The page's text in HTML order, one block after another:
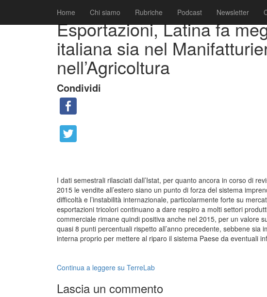
Home Chi siamo Rubriche Podcast Newsletter
Esportazioni, Latina fa
italiana sia nel
nell’Agricoltura
Condividi
I dati semestrali rilasciati dall’Istat, per quanto ancora in corso di
2015 le vendite all’estero siano un punto di forza del sistema
difficoltà e l’instabilità internazionale, particolarmente forte su
esportazioni tricolori continuano a dare respiro a molti settori
commerciale rimane quindi positiva anche nel 2015, per un valore
quasi 8 punti percentuali rispetto all’anno precedente, sebbene
interna proprio per mettere al riparo il sistema Paese da eventuali
Continua a leggere su TerreLab
Lascia un commento